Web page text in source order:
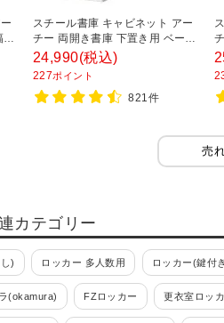
スチール書庫 キャビネット アー
チー 両開き書庫 下置き用 ベース
付き 幅800×奥行400×高さ
1100mm
24,990(税込)
227ポイント
821件
売
カテゴリー
) ロッカー 多人数用 ロッカー(鍵付
(okamura) FZロッカー 更衣室ロッ